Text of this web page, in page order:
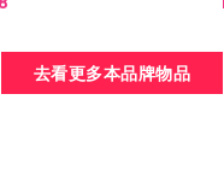
去看更多本品牌物品